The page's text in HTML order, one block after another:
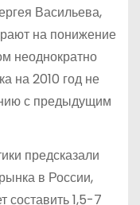
Васильева,
на понижение
неоднократно
на 2010 год не
с предыдущим
предсказали
в России,
составить 1,5-7